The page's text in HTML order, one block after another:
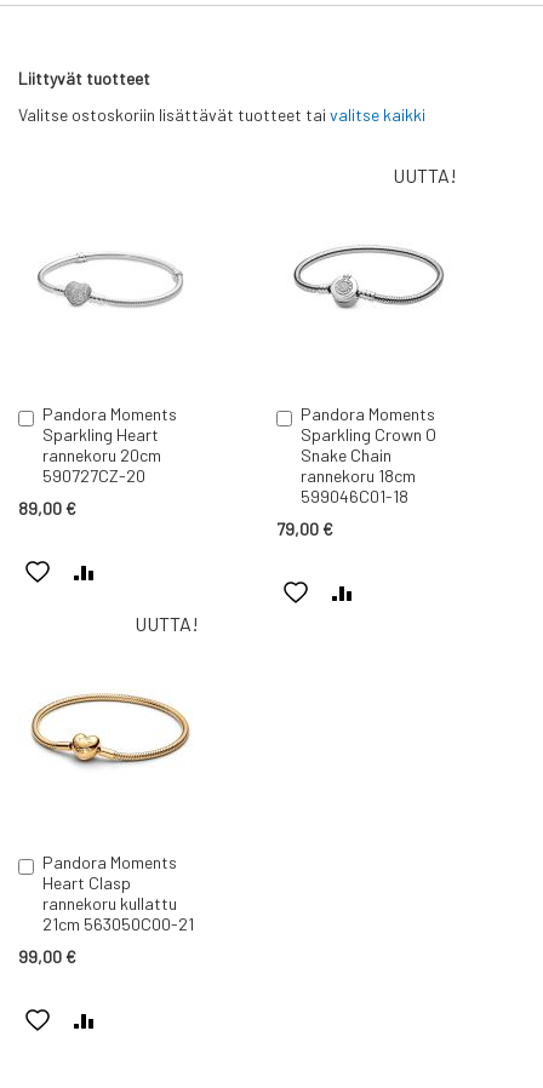
Liittyvät tuotteet
Valitse ostoskoriin lisättävät tuotteet tai valitse kaikki
Pandora Moments
Sparkling Heart
rannekoru 20cm
590727CZ-20
89,00 €
Lisää
ostoskoriin
LISÄÄ
UUTTA!
Pandora Moments
Sparkling Crown O
Snake Chain
rannekoru 18cm
599046C01-18
79,00 €
Lisää
ostoskoriin
LISÄÄ
UUTTA!
Pandora Moments
Heart Clasp
rannekoru kullattu
21cm 563050C00-21
99,00 €
Lisää
ostoskoriin
LISÄÄ